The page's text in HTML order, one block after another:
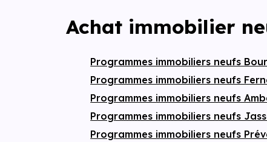
Achat immobilier
Programmes immobiliers neufs
Programmes immobiliers neufs
Programmes immobiliers neufs
Programmes immobiliers neufs
Programmes immobiliers neufs